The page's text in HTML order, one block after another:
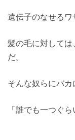
遺伝子のなせるワ
髪の毛に対して
だ。
そんな奴らにバカ
「誰でも一つぐ